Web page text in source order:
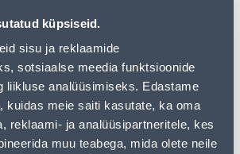
küpsiseid.
sisu ja reklaamide
sotsiaalse meedia funktsioonide
liikluse analüüsimiseks. Edastame
kuidas meie saiti kasutate, ka oma
reklaami- ja analüüsipartneritele, kes
muu teabega, mida olete neile
KATTEPLAAT
KÕLARIPESALE DELTA
ALUMIINIUM